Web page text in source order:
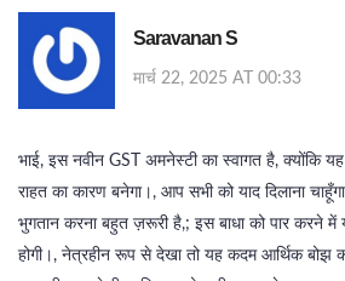
Saravanan S
मार्च 22, 2025 AT 00:33
भाई, इस नवीन GST अमनेस्टी का स्वागत है, क्योंकि
राहत का कारण बनेगा।, आप सभी को याद दिलाना
भुगतान करना बहुत ज़रूरी है,; इस बाधा को पार करने में
होगी।, नेत्रहीन रूप से देखा तो यह कदम आर्थिक